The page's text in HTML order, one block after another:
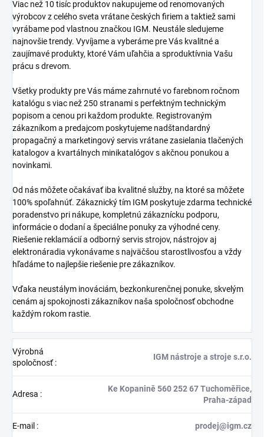
Viac než 10 tisíc produktov nakupujeme od renomovaných
výrobcov z celého sveta vrátane českých firiem a taktiež sami
vyrábame pod vlastnou značkou IGM. Neustále sledujeme
najnovšie trendy. Vyvíjame a vyberáme pre Vás kvalitné a
zaujímavé produkty, ktoré Vám uľahčia a sproduktívnia Vašu
prácu s drevom.
Všetky produkty pre Vás máme zahrnuté vo farebnom ročnom
katalógu s viac než 250 stranami s perfektným technickým
popisom a cenou pri každom produkte. Registrovaným
zákazníkom a predajcom poskytujeme nadštandardný
propagačný a marketingový servis vrátane zasielania tlačených
katalogov a kvartálnych minikatalógov s akčnou ponukou a
novinkami.
Od nás môžete očakávať iba kvalitné služby, na ktoré sa môžete
100% spoľahnúť. Zákaznický tím IGM poskytuje zdarma technické
poradenstvo pri nákupe, kompletnú zákaznícku podporu,
informácie o dodaní a špeciálne ponuky za výhodné ceny.
Riešenie reklamácií a odborný servis strojov, nástrojov aj
elektronáradia vykonávame s najväčšou starostlivosťou a vždy
hľadáme to najlepšie riešenie pre zákazníkov.
Vďaka neustálym inováciám, bezkonkurenčnej ponuke, skvelým
cenám aj spokojnosti zákazníkov naša spoločnosť obchodne
každým rokom rastie.
Výrobná
spoločnosť:
IGM nástroje a stroje s.r.o.
Adresa :
Ke Kopanině 560 252 67 Tuchoměřice,
Praha-západ
E-mail : prodej@igm.cz